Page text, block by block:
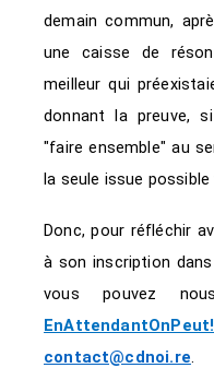
demain commun,
une caisse de
meilleur qui
donnant la preuve,
"faire ensemble" au
la seule issue
Donc, pour réfléchir
à son inscription
vous pouvez
EnAttendantOnPeut!
contact@cdnoi.re.